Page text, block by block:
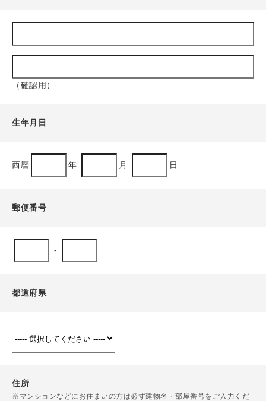
（確認用）
生年月日
西暦 年 月 日
郵便番号
-
都道府県
住所
※マンションなどにお住まいの方は必ず建物名・部屋番号をご入力くだ